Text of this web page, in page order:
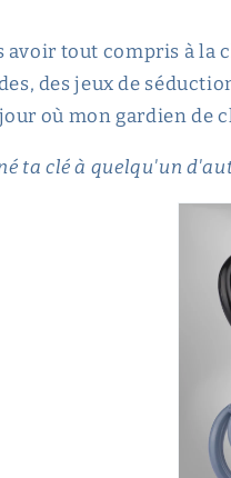
avoir tout compris à la
des jeux de
où mon gardien de
ta clé à quelqu'un